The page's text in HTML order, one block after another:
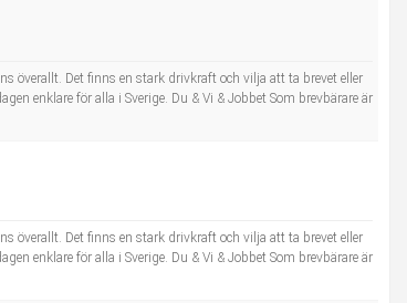
överallt. Det finns en stark drivkraft och vilja att ta brevet eller
enklare för alla i Sverige. Du & Vi & Jobbet Som brevbärare är
överallt. Det finns en stark drivkraft och vilja att ta brevet eller
enklare för alla i Sverige. Du & Vi & Jobbet Som brevbärare är